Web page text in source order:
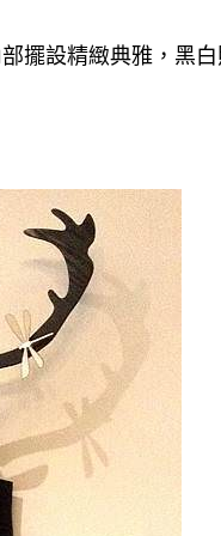
擺設精緻典雅，黑